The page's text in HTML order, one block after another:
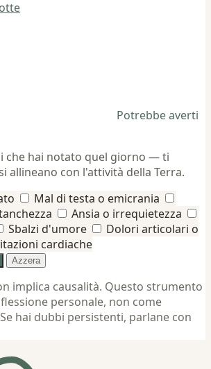
Potrebbe averti
che hai notato quel giorno — ti
allineano con l'attività della Terra.
Mal di testa o emicrania
Ansia o irrequietezza
Sbalzi d'umore
Dolori articolari o
cardiache
Azzera
implica causalità. Questo strumento
personale, non come
hai dubbi persistenti, parlane con